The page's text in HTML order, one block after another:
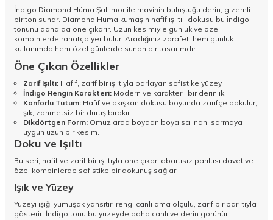
İndigo Diamond Hüma Şal, mor ile mavinin buluştuğu derin, gizemli
bir ton sunar. Diamond Hüma kumaşın hafif ışıltılı dokusu bu i̇ndigo
tonunu daha da öne çıkarır. Uzun kesimiyle günlük ve özel
kombinlerde rahatça yer bulur. Aradığınız zarafeti hem günlük
kullanımda hem özel günlerde sunan bir tasarımdır.
Öne Çıkan Özellikler
Zarif Işıltı: Hafif, zarif bir ışıltıyla parlayan sofistike yüzey.
İndigo Rengin Karakteri: Modern ve karakterli bir derinlik.
Konforlu Tutum: Hafif ve akışkan dokusu boyunda zarifçe dökülür;
şık, zahmetsiz bir duruş bırakır.
Dikdörtgen Form: Omuzlarda boydan boya salınan, sarmaya
uygun uzun bir kesim.
Doku ve Işıltı
Bu seri, hafif ve zarif bir ışıltıyla öne çıkar; abartısız parıltısı davet ve
özel kombinlerde sofistike bir dokunuş sağlar.
Işık ve Yüzey
Yüzeyi ışığı yumuşak yansıtır; rengi canlı ama ölçülü, zarif bir parıltıyla
gösterir. İndigo tonu bu yüzeyde daha canlı ve derin görünür.